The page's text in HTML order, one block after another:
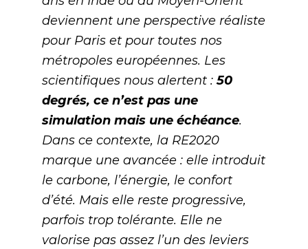
deviennent une perspective réaliste
pour Paris et pour toutes nos
métropoles européennes. Les
scientifiques nous alertent :50
degrés, ce n’est pas une
simulation mais une échéance.
Dans ce contexte, la RE2020
marque une avancée : elle introduit
le carbone, l’énergie, le confort
d’été. Mais elle reste progressive,
parfois trop tolérante. Elle ne
valorise pas assez l’un des leviers